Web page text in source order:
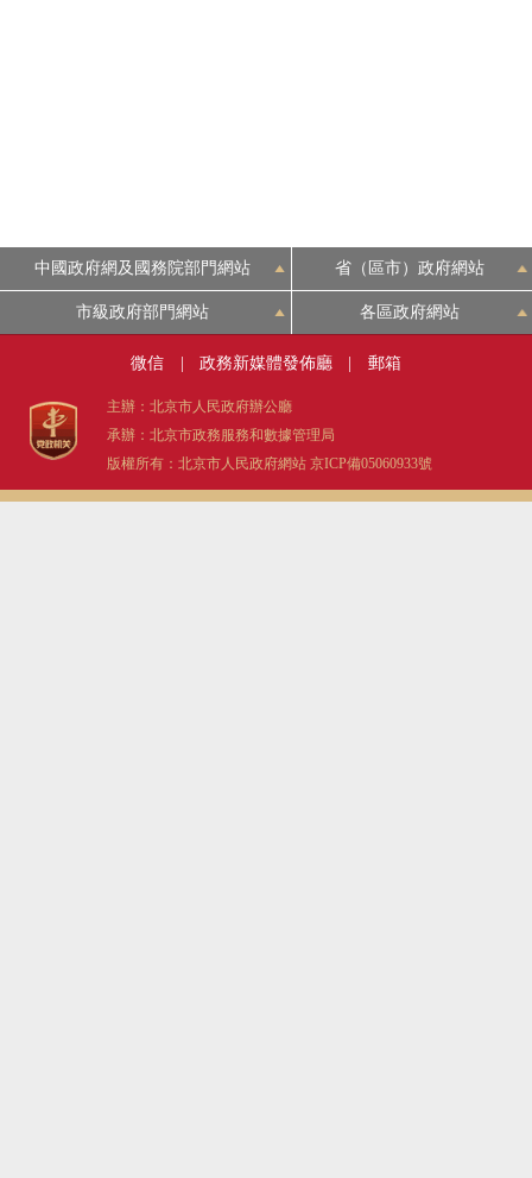
中國政府網及國務院部門網站 省（區市）政府網站
市級政府部門網站 各區政府網站
微信 政務新媒體發佈廳 郵箱
主辦：北京市人民政府辦公廳
承辦：北京市政務服務和數據管理局
版權所有：北京市人民政府網站 京ICP備05060933號